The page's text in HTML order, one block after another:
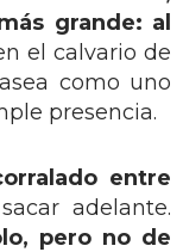
grande: al
el calvario de
como uno
presencia.
entre
adelante.
pero no de